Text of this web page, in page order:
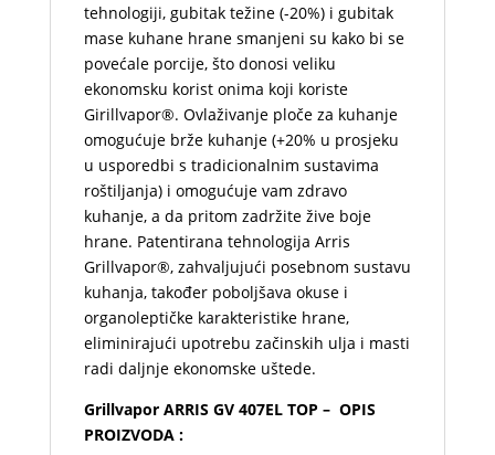
tehnologiji, gubitak težine (-20%) i gubitak
mase kuhane hrane smanjeni su kako bi se
povećale porcije, što donosi veliku
ekonomsku korist onima koji koriste
Girillvapor®. Ovlaživanje ploče za kuhanje
omogućuje brže kuhanje (+20% u prosjeku
u usporedbi s tradicionalnim sustavima
roštiljanja) i omogućuje vam zdravo
kuhanje, a da pritom zadržite žive boje
hrane. Patentirana tehnologija Arris
Grillvapor®, zahvaljujući posebnom sustavu
kuhanja, također poboljšava okuse i
organoleptičke karakteristike hrane,
eliminirajući upotrebu začinskih ulja i masti
radi daljnje ekonomske uštede.
Grillvapor ARRIS GV 407EL TOP – OPIS
PROIZVODA :